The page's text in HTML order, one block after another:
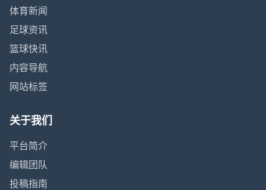
体育新闻
足球资讯
篮球快讯
内容导航
网站标签
关于我们
平台简介
编辑团队
投稿指南